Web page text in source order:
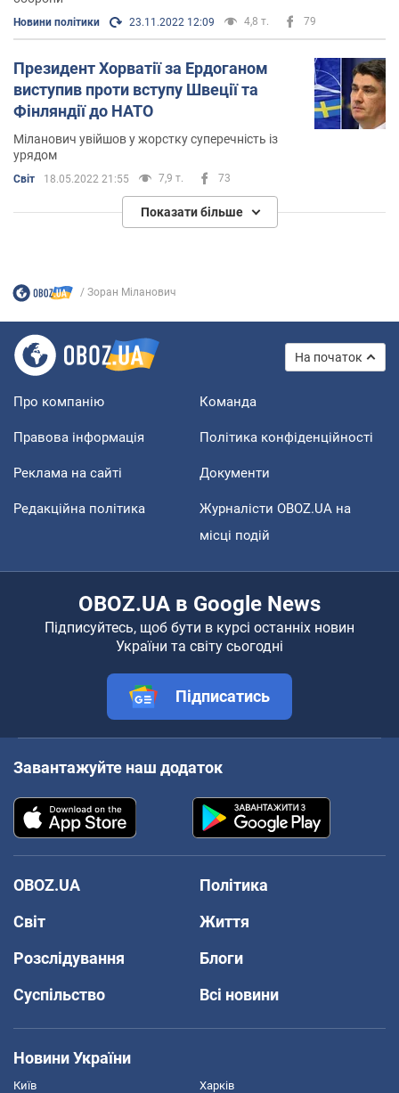
Новини політики 23.11.2022 12:09 4,8 т. 79
Президент Хорватії за Ердоганом
виступив проти вступу Швеції та
Фінляндії до НАТО
Міланович увійшов у жорстку суперечність із
урядом
Світ 18.05.2022 21:55 7,9 т. 73
Показати більше
Зоран Міланович
На початок
Про компанію Команда
Правова інформація Політика конфіденційності
Реклама на сайті Документи
Редакційна політика
Журналісти OBOZ.UA на
місці подій
OBOZ.UA в Google News
Підписуйтесь, щоб бути в курсі останніх новин
України та світу сьогодні
Підписатись
Завантажуйте наш додаток
OBOZ.UA
Політика
Світ
Життя
Розслідування
Блоги
Суспільство
Всі новини
Новини України
Київ Харків